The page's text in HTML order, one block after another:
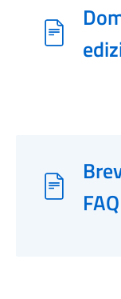
FAQ